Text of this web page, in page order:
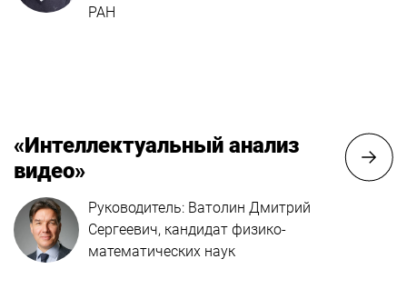
РАН
«Интеллектуальный анализ
видео»
Руководитель: Ватолин Дмитрий
Сергеевич, кандидат физико-
математических наук